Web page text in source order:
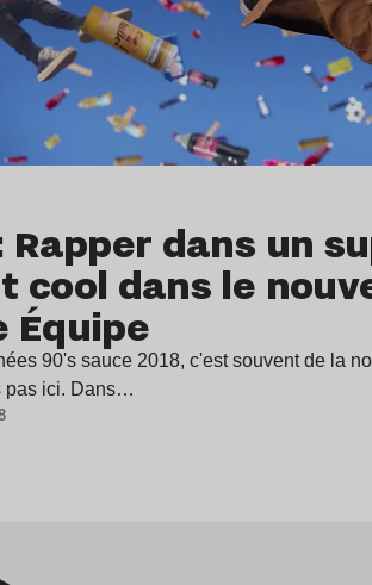
Rapper dans un
cool dans le
Équipe
90's sauce 2018, c'est souvent de la
pas ici. Dans…